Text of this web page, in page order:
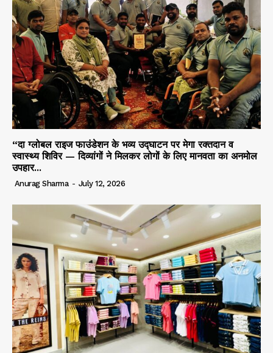
“दा ग्लोबल राइज फाउंडेशन के भव्य उद्घाटन पर मेगा रक्तदान व
स्वास्थ्य शिविर — दिव्यांगों ने मिलकर लोगों के लिए मानवता का अनमोल
उपहार...
Anurag Sharma - July 12, 2026